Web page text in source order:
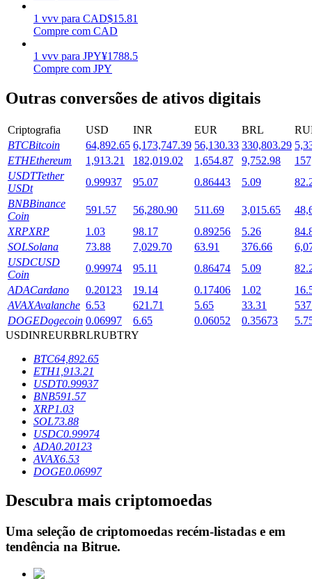
Launchpool
Staking flexível para ganhar tokens populares.
Bloqueios de BTR
Investimentos exclusivos para titulares de BTR
Empréstimos
Serviço de empréstimo apoiado por criptografia
1 vvv para CAD$15.81
Compre com CAD
1 vvv para JPY¥1788.5
Compre com JPY
Outras conversões de ativos digitais
Criptografia USD INR EUR BRL
BTCBitcoin 64,892.65 6,173,747.39 56,130.33 330,803.29
ETHEthereum 1,913.21 182,019.02 1,654.87 9,752.98
USDTTether
USDt
0.99937 95.07 0.86443 5.09
BNBBinance
Coin
591.57 56,280.90 511.69 3,015.65
XRPXRP 1.03 98.17 0.89256 5.26
SOLSolana 73.88 7,029.70 63.91 376.66
USDCUSD
Coin
0.99974 95.11 0.86474 5.09
ADACardano 0.20123 19.14 0.17406 1.02
AVAXAvalanche 6.53 621.71 5.65 33.31
DOGEDogecoin 0.06997 6.65 0.06052 0.35673
USDINREURBRLRUBTRY
BTC64,892.65
ETH1,913.21
USDT0.99937
BNB591.57
XRP1.03
SOL73.88
USDC0.99974
ADA0.20123
AVAX6.53
DOGE0.06997
Descubra mais criptomoedas
Uma seleção de criptomoedas recém-listadas e em
tendência na Bitrue.